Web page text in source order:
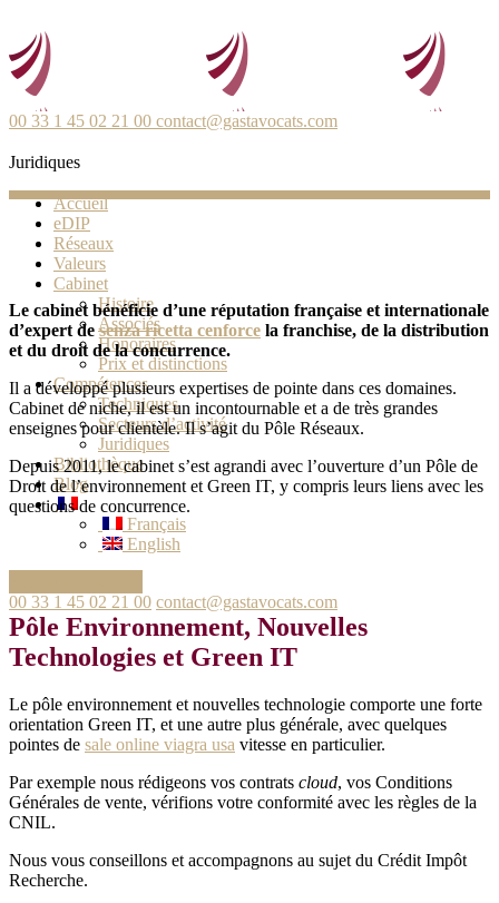
00 33 1 45 02 21 00 contact@gastavocats.com
Accueil
eDIP
Réseaux
Valeurs
Cabinet
Histoire
Associés
Honoraires
Prix et distinctions
Compétences
Techniques
Secteurs d’activité
Juridiques
Bibliothèque
Blog
Français
English
00 33 1 45 02 21 00 contact@gastavocats.com
Juridiques
Le cabinet bénéficie d’une réputation française et internationale
d’expert desenza ricetta cenforce la franchise, de la distribution
et du droit de la concurrence.
Il a développé plusieurs expertises de pointe dans ces domaines.
Cabinet de niche, il est un incontournable et a de très grandes
enseignes pour clientèle. Il s’agit du Pôle Réseaux.
Depuis 2011, le cabinet s’est agrandi avec l’ouverture d’un Pôle de
Droit de l’environnement et Green IT, y compris leurs liens avec les
questions de concurrence.
Pôle Environnement, Nouvelles
Technologies et Green IT
Le pôle environnement et nouvelles technologie comporte une forte
orientation Green IT, et une autre plus générale, avec quelques
pointes de sale online viagra usa vitesse en particulier.
Par exemple nous rédigeons vos contrats cloud, vos Conditions
Générales de vente, vérifions votre conformité avec les règles de la
CNIL.
Nous vous conseillons et accompagnons au sujet du Crédit Impôt
Recherche.